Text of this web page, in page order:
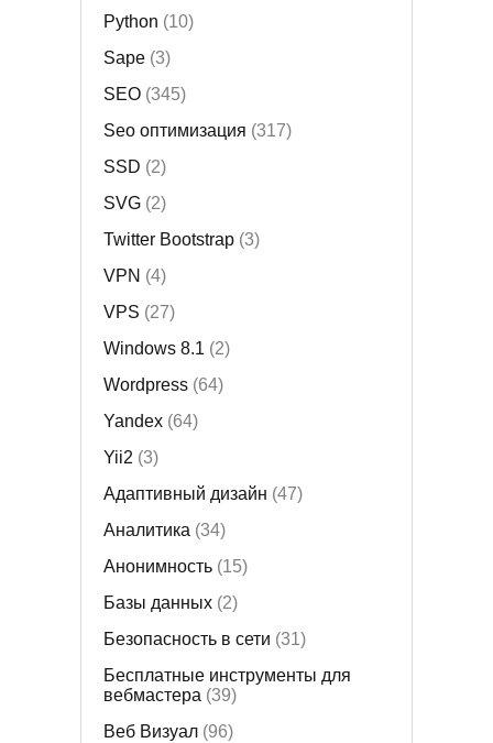
Python (10)
Sape(3)
SEO(345)
Seo оптимизация (317)
SSD (2)
SVG(2)
Twitter Bootstrap(3)
VPN (4)
VPS (27)
Windows 8.1 (2)
Wordpress(64)
Yandex(64)
Yii2 (3)
Адаптивный дизайн (47)
Аналитика (34)
Анонимность(15)
Базы данных(2)
Безопасность в сети (31)
Бесплатные инструменты для
вебмастера (39)
Веб Визуал(96)